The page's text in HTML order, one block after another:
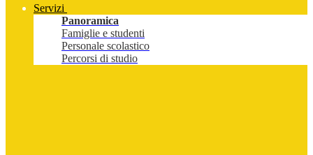
Servizi
Panoramica
Famiglie e studenti
Personale scolastico
Percorsi di studio